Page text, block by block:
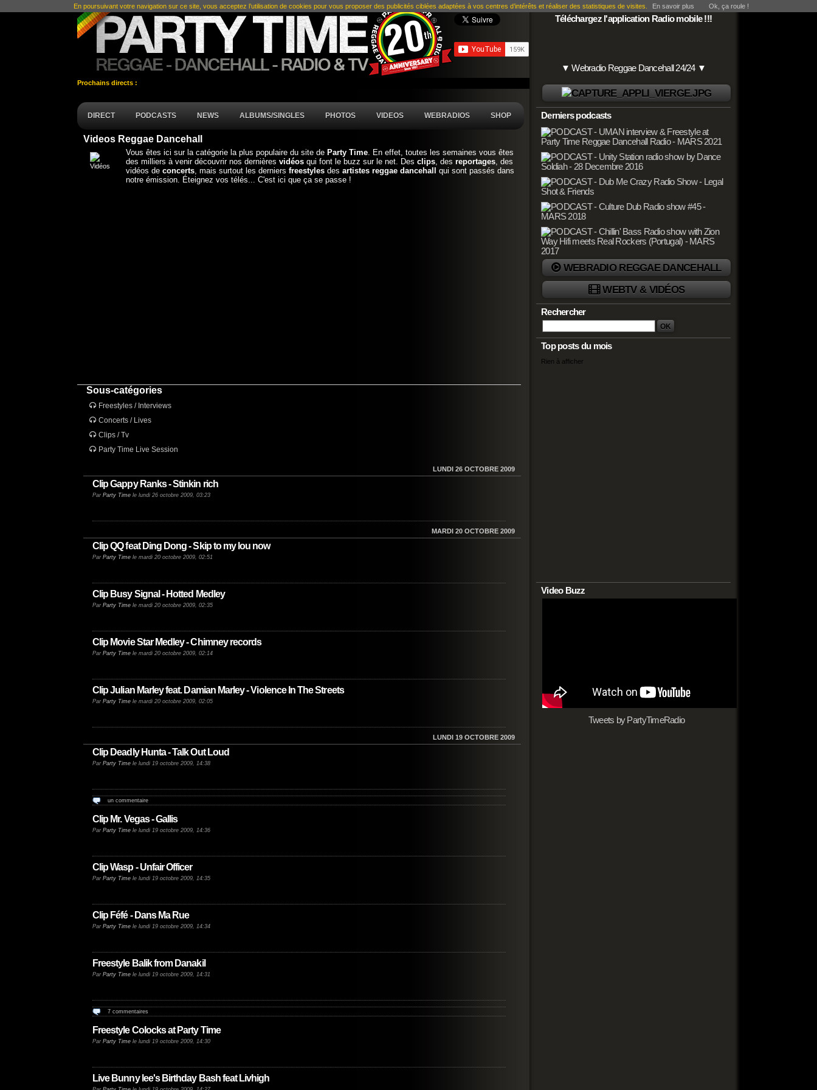
Prochains directs :
DIRECT PODCASTS NEWS ALBUMS/SINGLES PHOTOS VIDEOS WEBRADIOS SHOP
Videos Reggae Dancehall
Vous êtes ici sur la catégorie la plus populaire du site de Party Time. En effet, toutes les semaines vous êtes
des milliers à venir découvrir nos dernièresvidéosqui font le buzz sur le net. Desclips, desreportages, des
vidéos deconcerts, mais surtout les derniersfreestyles desartistes reggae dancehallqui sont passés dans
notre émission. Éteignez vos télés... C'est ici que ça se passe !
Sous-catégories
Freestyles / Interviews
Concerts / Lives
Clips / Tv
Party Time Live Session
LUNDI 26 OCTOBRE 2009
Clip Gappy Ranks - Stinkin rich
Par Party Time le lundi 26 octobre 2009, 03:23
MARDI 20 OCTOBRE 2009
Clip QQ feat Ding Dong - Skip to my lou now
Par Party Time le mardi 20 octobre 2009, 02:51
Clip Busy Signal - Hotted Medley
Par Party Time le mardi 20 octobre 2009, 02:35
Clip Movie Star Medley - Chimney records
Par Party Time le mardi 20 octobre 2009, 02:14
Clip Julian Marley feat. Damian Marley - Violence In The Streets
Par Party Time le mardi 20 octobre 2009, 02:05
LUNDI 19 OCTOBRE 2009
Clip Deadly Hunta - Talk Out Loud
Par Party Time le lundi 19 octobre 2009, 14:38
un commentaire
Clip Mr. Vegas - Gallis
Par Party Time le lundi 19 octobre 2009, 14:36
Clip Wasp - Unfair Officer
Par Party Time le lundi 19 octobre 2009, 14:35
Clip Féfé - Dans Ma Rue
Par Party Time le lundi 19 octobre 2009, 14:34
Freestyle Balik from Danakil
Par Party Time le lundi 19 octobre 2009, 14:31
7 commentaires
Freestyle Colocks at Party Time
Par Party Time le lundi 19 octobre 2009, 14:30
Live Bunny lee's Birthday Bash feat Livhigh
Téléchargez l'application Radio mobile !!!
▼ Webradio Reggae Dancehall 24/24 ▼
Derniers podcasts
WEBRADIO REGGAE DANCEHALL
WEBTV & VIDÉOS
Rechercher
Top posts du mois
Rien à afficher
Video Buzz
Tweets by PartyTimeRadio
En poursuivant votre navigation sur ce site, vous acceptez l’utilisation de cookies pour vous proposer des publicités ciblées adaptées à vos centres d’intérêts et réaliser des statistiques de visites. En savoir plus Ok, ça roule !